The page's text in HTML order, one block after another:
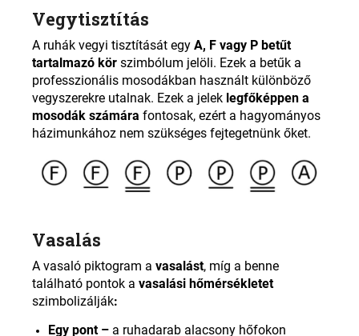
Vegytisztítás
A ruhák vegyi tisztítását egy A, F vagy P betűt
tartalmazó kör szimbólum jelöli. Ezek a betűk a
professzionális mosodákban használt különböző
vegyszerekre utalnak. Ezek a jelek legfőképpen a
mosodák számára fontosak, ezért a hagyományos
házimunkához nem szükséges fejtegetnünk őket.
Vasalás
A vasaló piktogram a vasalást, míg a benne
található pontok a vasalási hőmérsékletet
szimbolizálják:
Egy pont – a ruhadarab alacsony hőfokon